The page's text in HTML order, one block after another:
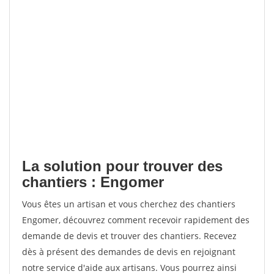
La solution pour trouver des
chantiers : Engomer
Vous êtes un artisan et vous cherchez des chantiers
Engomer, découvrez comment recevoir rapidement des
demande de devis et trouver des chantiers. Recevez
dès à présent des demandes de devis en rejoignant
notre service d'aide aux artisans. Vous pourrez ainsi